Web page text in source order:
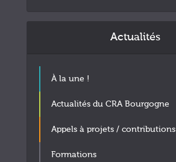
Actualités
À la une !
Actualités du CRA Bourgogne
Appels à projets / contributions
Formations